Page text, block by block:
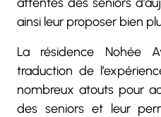
ainsi leur proposer bien
La résidence Nohée
traduction de
nombreux atouts pour
des seniors et leur